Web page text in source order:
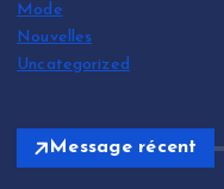
Mode
Nouvelles
Uncategorized
Message récent